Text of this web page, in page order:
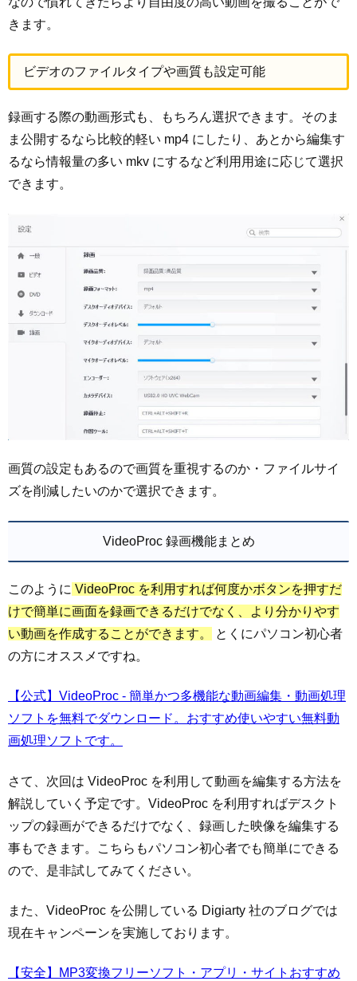
きます。
ビデオのファイルタイプや画質も設定可能
録画する際の動画形式も、もちろん選択できます。そのま
ま公開するなら比較的軽い mp4 にしたり、あとから編集す
るなら情報量の多い mkv にするなど利用用途に応じて選択
できます。
画質の設定もあるので画質を重視するのか・ファイルサイ
ズを削減したいのかで選択できます。
VideoProc 録画機能まとめ
このように VideoProc を利用すれば何度かボタンを押すだ
けで簡単に画面を録画できるだけでなく、より分かりやす
い動画を作成することができます。
とくにパソコン初心者
の方にオススメですね。
【公式】VideoProc - 簡単かつ多機能な動画編集・動画処理
ソフトを無料でダウンロード。おすすめ使いやすい無料動
画処理ソフトです。
さて、次回は VideoProc を利用して動画を編集する方法を
解説していく予定です。VideoProc を利用すればデスクト
ップの録画ができるだけでなく、録画した映像を編集する
事もできます。こちらもパソコン初心者でも簡単にできる
ので、是非試してみてください。
また、VideoProc を公開している Digiarty 社のブログでは
現在キャンペーンを実施しております。
【安全】MP3変換フリーソフト・アプリ・サイトおすすめ